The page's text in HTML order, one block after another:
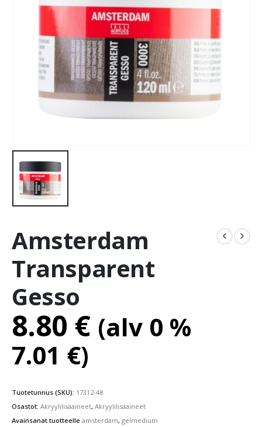
Amsterdam
Transparent
Gesso
8.80 € (alv 0 %
7.01 €)
Tuotetunnus (SKU): 17312-48
Osastot: Akryylilisäaineet, Akryylilisäaineet
Avainsanat tuotteelle amsterdam, gelmedium